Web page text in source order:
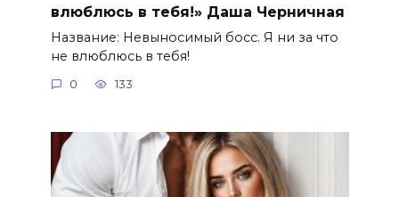
влюблюсь в тебя!» Даша Черничная
Название: Невыносимый босс. Я ни за что
не влюблюсь в тебя!
0 133